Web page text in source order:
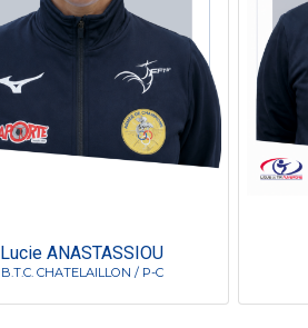
Lucie ANASTASSIOU
B.T.C. CHATELAILLON / P-C